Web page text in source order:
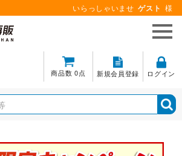
いらっしゃいませ ゲスト 様
新規会員登録 ログイン
商品数 0点